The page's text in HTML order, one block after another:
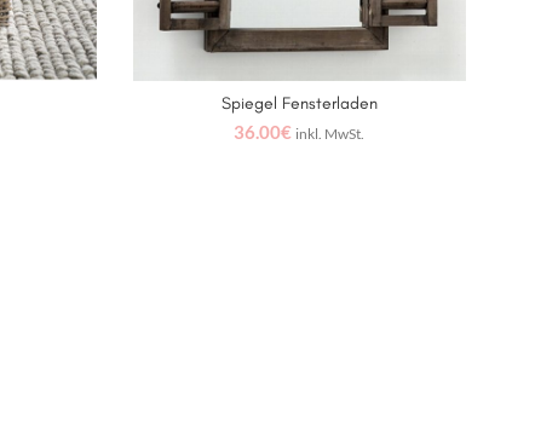
WEITERLESEN
Spiegel Fensterladen
36.00€ inkl. MwSt.